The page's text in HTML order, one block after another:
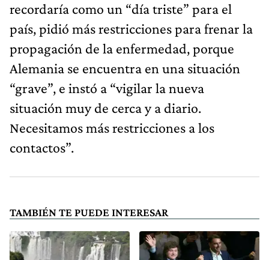
recordaría como un “día triste” para el
país, pidió más restricciones para frenar la
propagación de la enfermedad, porque
Alemania se encuentra en una situación
“grave”, e instó a “vigilar la nueva
situación muy de cerca y a diario.
Necesitamos más restricciones a los
contactos”.
TAMBIÉN TE PUEDE INTERESAR